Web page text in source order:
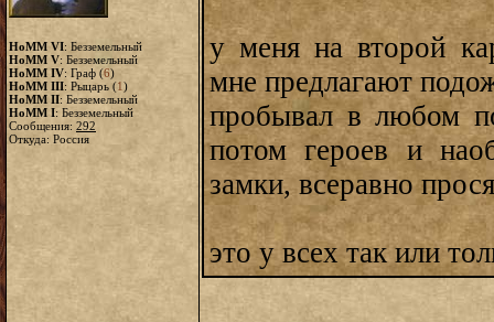
HoMM VI: Безземельный
HoMM V: Безземельный
HoMM IV: Граф (6)
HoMM III: Рыцарь (1)
HoMM II: Безземельный
HoMM I: Безземельный
Сообщения: 292
Откуда: Россия
у меня на второй
мне предлагают
пробывал в любом
потом героев и
замки, всеравно
это у всех так или